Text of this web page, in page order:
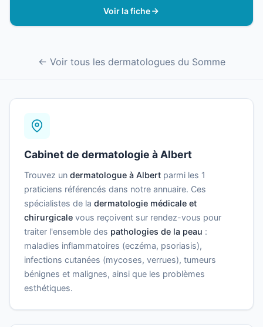
Voir la fiche
← Voir tous les dermatologues du Somme
Cabinet de dermatologie à Albert
Trouvez un dermatologue à Albert parmi les 1
praticiens référencés dans notre annuaire. Ces
spécialistes de la dermatologie médicale et
chirurgicale vous reçoivent sur rendez-vous pour
traiter l'ensemble des pathologies de la peau :
maladies inflammatoires (eczéma, psoriasis),
infections cutanées (mycoses, verrues), tumeurs
bénignes et malignes, ainsi que les problèmes
esthétiques.